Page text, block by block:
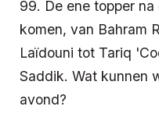
99. De ene topper
komen, van Bahram
Laïdouni tot Tariq
Saddik. Wat kunnen
avond?